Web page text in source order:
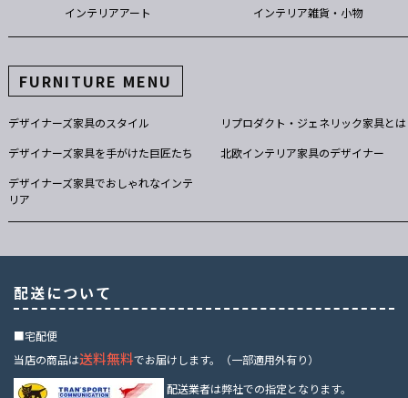
インテリアアート インテリア雑貨・小物
FURNITURE MENU
デザイナーズ家具のスタイル
リプロダクト・ジェネリック家具とは
デザイナーズ家具を手がけた巨匠たち
北欧インテリア家具のデザイナー
デザイナーズ家具でおしゃれなインテ
リア
配送について
■宅配便
当店の商品は送料無料でお届けします。（一部適用外有り）
配送業者は弊社での指定となります。